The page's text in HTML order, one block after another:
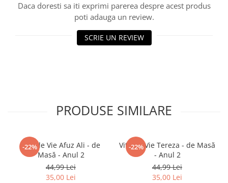
Daca doresti sa iti exprimi parerea despre acest produs
poti adauga un review.
SCRIE UN REVIEW
PRODUSE SIMILARE
-22%
Viță de Vie Afuz Ali - de
Masă - Anul 2
44,99 Lei
35,00 Lei
-22%
Viță de Vie Tereza - de Masă
- Anul 2
44,99 Lei
35,00 Lei